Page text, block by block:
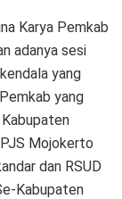
Karya Pemkab
adanya sesi
yang
yang
Mojokerto
dan RSUD
Kabupaten